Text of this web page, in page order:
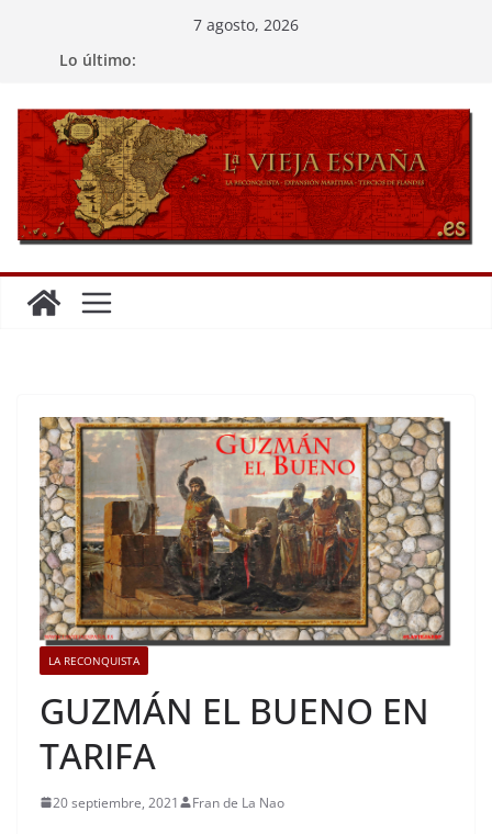
7 agosto, 2026
Lo último:
LA RECONQUISTA
GUZMÁN EL BUENO EN
TARIFA
20 septiembre, 2021 Fran de La Nao